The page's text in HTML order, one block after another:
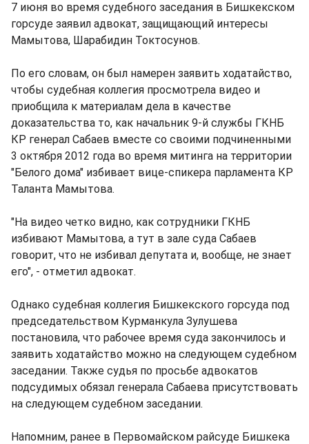
7 июня во время судебного заседания в Бишкекском
горсуде заявил адвокат, защищающий интересы
Мамытова, Шарабидин Токтосунов.
По его словам, он был намерен заявить ходатайство,
чтобы судебная коллегия просмотрела видео и
приобщила к материалам дела в качестве
доказательства то, как начальник 9-й службы ГКНБ
КР генерал Сабаев вместе со своими подчиненными
3 октября 2012 года во время митинга на территории
"Белого дома" избивает вице-спикера парламента КР
Таланта Мамытова.
"На видео четко видно, как сотрудники ГКНБ
избивают Мамытова, а тут в зале суда Сабаев
говорит, что не избивал депутата и, вообще, не знает
его", - отметил адвокат.
Однако судебная коллегия Бишкекского горсуда под
председательством Курманкула Зулушева
постановила, что рабочее время суда закончилось и
заявить ходатайство можно на следующем судебном
заседании. Также судья по просьбе адвокатов
подсудимых обязал генерала Сабаева присутствовать
на следующем судебном заседании.
Напомним, ранее в Первомайском райсуде Бишкека